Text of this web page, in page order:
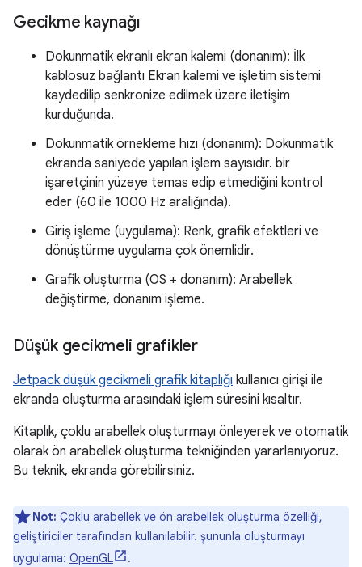
Gecikme kaynağı
Dokunmatik ekranlı ekran kalemi (donanım): İlk
kablosuz bağlantı Ekran kalemi ve işletim sistemi
kaydedilip senkronize edilmek üzere iletişim
kurduğunda.
Dokunmatik örnekleme hızı (donanım): Dokunmatik
ekranda saniyede yapılan işlem sayısıdır. bir
işaretçinin yüzeye temas edip etmediğini kontrol
eder (60 ile 1000 Hz aralığında).
Giriş işleme (uygulama): Renk, grafik efektleri ve
dönüştürme uygulama çok önemlidir.
Grafik oluşturma (OS + donanım): Arabellek
değiştirme, donanım işleme.
Düşük gecikmeli grafikler
Jetpack düşük gecikmeli grafik kitaplığı kullanıcı girişi ile
ekranda oluşturma arasındaki işlem süresini kısaltır.
Kitaplık, çoklu arabellek oluşturmayı önleyerek ve otomatik
olarak ön arabellek oluşturma tekniğinden yararlanıyoruz.
Bu teknik, ekranda görebilirsiniz.
Not: Çoklu arabellek ve ön arabellek oluşturma özelliği,
geliştiriciler tarafından kullanılabilir. şununla oluşturmayı
uygulama: OpenGL .